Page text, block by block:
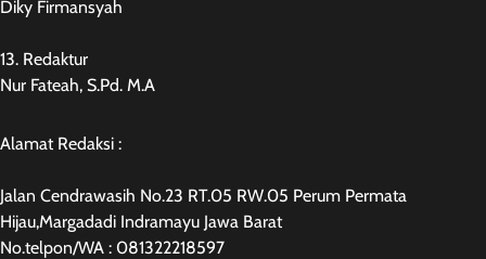
Diky Firmansyah
13. Redaktur
Nur Fateah, S.Pd. M.A
Alamat Redaksi :
Jalan Cendrawasih No.23 RT.05 RW.05 Perum Permata
Hijau,Margadadi Indramayu Jawa Barat
No.telpon/WA : 081322218597